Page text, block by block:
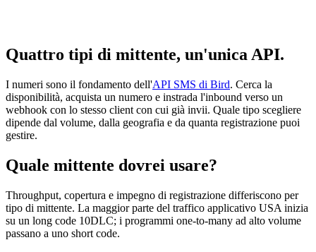
Quattro tipi di mittente, un'unica API.
I numeri sono il fondamento dell'API SMS di Bird. Cerca la
disponibilità, acquista un numero e instrada l'inbound verso un
webhook con lo stesso client con cui già invii. Quale tipo scegliere
dipende dal volume, dalla geografia e da quanta registrazione puoi
gestire.
Quale mittente dovrei usare?
Throughput, copertura e impegno di registrazione differiscono per
tipo di mittente. La maggior parte del traffico applicativo USA inizia
su un long code 10DLC; i programmi one-to-many ad alto volume
passano a uno short code.